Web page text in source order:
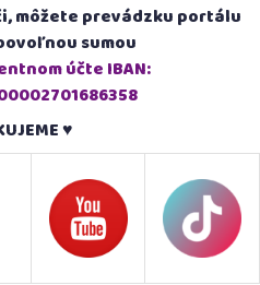
môžete prevádzku portálu
sumou
účte IBAN:
♥